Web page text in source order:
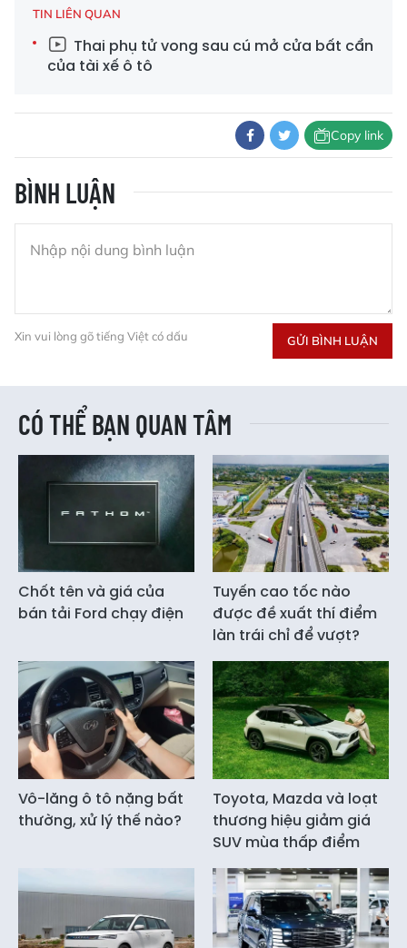
TIN LIÊN QUAN
Thai phụ tử vong sau cú mở cửa bất cẩn
của tài xế ô tô
Copy link
BÌNH LUẬN
Xin vui lòng gõ tiếng Việt có dấu GỬI BÌNH LUẬN
CÓ THỂ BẠN QUAN TÂM
Chốt tên và giá của
bán tải Ford chạy điện
Tuyến cao tốc nào
được đề xuất thí điểm
làn trái chỉ để vượt?
Vô-lăng ô tô nặng bất
thường, xử lý thế nào?
Toyota, Mazda và loạt
thương hiệu giảm giá
SUV mùa thấp điểm